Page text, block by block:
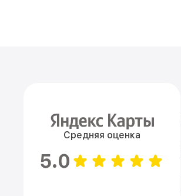
Средняя оценка
5.0